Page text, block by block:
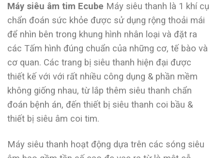
Máy siêu âm tim Ecube Máy siêu thanh là 1 khí cụ
chẩn đoán sức khỏe được sử dụng rộng thoải mái
để nhìn bên trong khung hình nhân loại và đặt ra
các Tấm hình đúng chuẩn của những cơ, tế bào và
cơ quan. Các trang bị siêu thanh hiện đại được
thiết kế với với rất nhiều công dụng & phần mềm
không giống nhau, từ lắp thêm siêu thanh chẩn
đoán bệnh án, đến thiết bị siêu thanh coi bầu &
thiết bị siêu âm coi tim.
Máy siêu thanh hoạt động dựa trên các sóng siêu